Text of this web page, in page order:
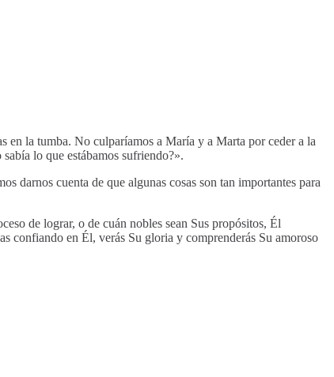
en la tumba. No culparíamos a María y a Marta por ceder a la
lo que estábamos sufriendo?».
darnos cuenta de que algunas cosas son tan importantes para
de lograr, o de cuán nobles sean Sus propósitos, Él
confiando en Él, verás Su gloria y comprenderás Su amoroso